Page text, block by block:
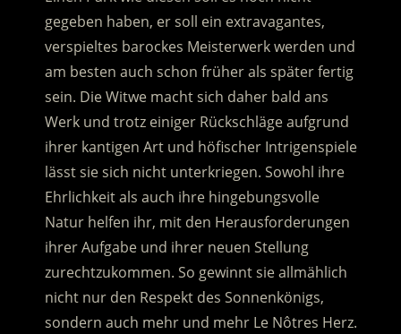
gegeben haben, er soll ein extravagantes,
verspieltes barockes Meisterwerk werden und
am besten auch schon früher als später fertig
sein. Die Witwe macht sich daher bald ans
Werk und trotz einiger Rückschläge aufgrund
ihrer kantigen Art und höfischer Intrigenspiele
lässt sie sich nicht unterkriegen. Sowohl ihre
Ehrlichkeit als auch ihre hingebungsvolle
Natur helfen ihr, mit den Herausforderungen
ihrer Aufgabe und ihrer neuen Stellung
zurechtzukommen. So gewinnt sie allmählich
nicht nur den Respekt des Sonnenkönigs,
sondern auch mehr und mehr Le Nôtres Herz.